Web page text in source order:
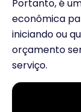
Portanto, é
econômica
iniciando ou
orçamento
serviço.